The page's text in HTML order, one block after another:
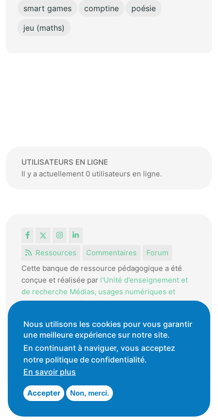
smart games
comptine
poésie
jeu (maths)
UTILISATEURS EN LIGNE
Il y a actuellement 0 utilisateurs en ligne.
FacebookInstagram
LinkedIn
Ressources
Commentaires
Forum
Cette banque de ressource pédagogique a été
conçue et réalisée par l'Unité d’enseignement et
de recherche Médias, usages numériques et
didactique de l’Informatique.
La HEP-VD met cet outil à disposition des
enseignantes et enseignants vaudois pour
favoriser l'échange de ressources pédagogiques.
Conditions générales d'utilisation
Nous utilisons les cookies pour vous garantir
une meilleure expérience sur notre site.
En continuant à naviguer, vous acceptez
notre politique de confidentialité.
En savoir plus
Accepter Non, merci.